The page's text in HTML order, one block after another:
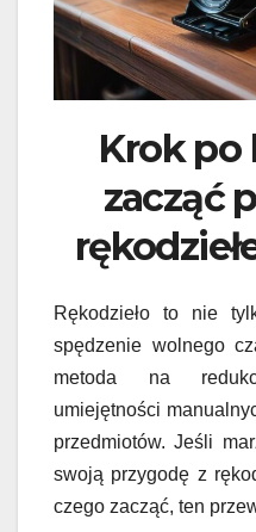
Krok po
zacząć
Rękodzieło to nie
spędzenie wolnego
metoda na
umiejętności
przedmiotów. Jeśli
swoją przygodę z
czego zacząć, ten